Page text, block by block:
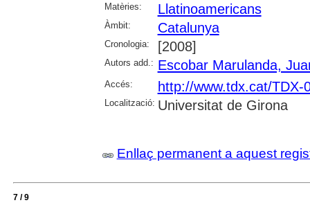
Matèries:
Llatinoamericans
Àmbit: Catalunya
Cronologia: [2008]
Autors add.: Escobar Marulanda,
Accés: http://www.tdx.cat/TDX-
Localització: Universitat de Girona
Enllaç permanent a aquest
7 / 9